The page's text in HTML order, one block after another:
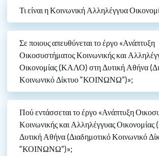
Τι είναι η Κοινωνική Αλληλέγγυα
Σε ποιους απευθύνεται το έργο «Ανάπτυξη
Οικοσυστήματος Κοινωνικής και
Οικονομίας (ΚΑΛΟ) στη Δυτική Αθήνα
Κοινωνικό Δίκτυο “ΚΟΙΝΩΝΩ”)»;
Πού εντάσσεται το έργο «Ανάπτυξη
Κοινωνικής και Αλληλέγγυας
Δυτική Αθήνα (Διαδημοτικό Κοινωνικό
“ΚΟΙΝΩΝΩ”)»;